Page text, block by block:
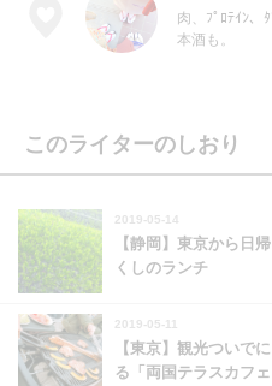
肉、ﾌﾟﾛﾃｲﾝ、
本酒も。
このライターのしおり
2019-05-14
【静岡】東京から日
くしのランチ
2019-05-11
【東京】観光ついで
る「両国テラスカフェ